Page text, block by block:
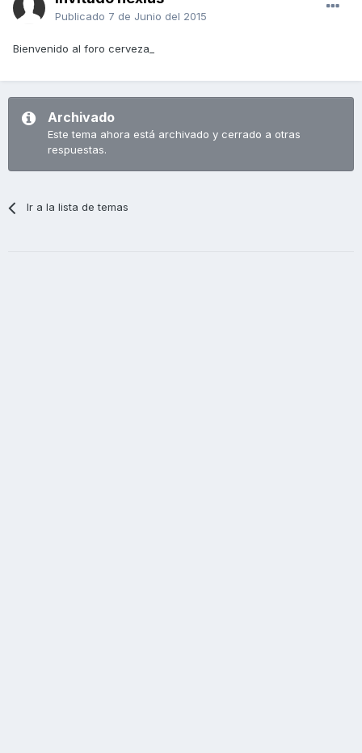
Publicado 7 de Junio del 2015
Bienvenido al foro cerveza_
Archivado
Este tema ahora está archivado y cerrado a otras
respuestas.
Ir a la lista de temas